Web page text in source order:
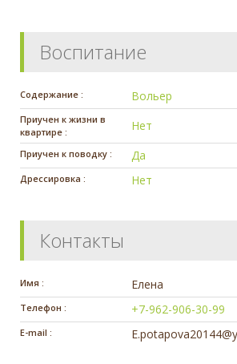
Воспитание
Содержание : Вольер
Приучен к жизни в
квартире :
Нет
Приучен к поводку : Да
Дрессировка : Нет
Контакты
Имя : Елена
Телефон : +7-962-906-30-99
E-mail :